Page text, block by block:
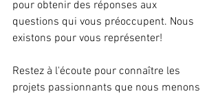
pour obtenir des réponses aux
questions qui vous préoccupent. Nous
existons pour vous représenter!
Restez à l'écoute pour connaître les
projets passionnants que nous menons